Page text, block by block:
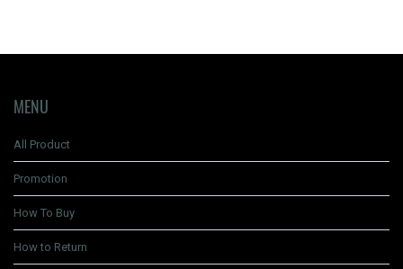
MENU
All Product
Promotion
How To Buy
How to Return